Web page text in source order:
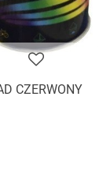
CZERWONY